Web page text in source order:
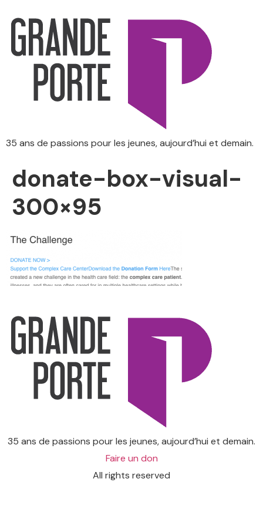
35 ans de passions pour les jeunes, aujourd’hui et demain.
donate-box-visual-
300×95
35 ans de passions pour les jeunes, aujourd’hui et demain.
Faire un don
All rights reserved